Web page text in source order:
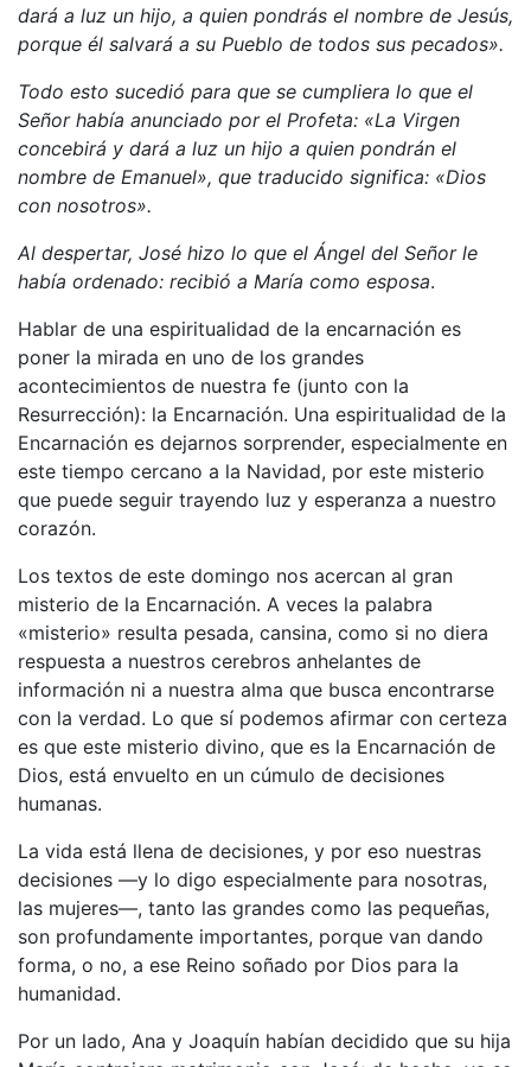
dará a luz un hijo, a quien pondrás el nombre de Jesús,
porque él salvará a su Pueblo de todos sus pecados».
Todo esto sucedió para que se cumpliera lo que el
Señor había anunciado por el Profeta: «La Virgen
concebirá y dará a luz un hijo a quien pondrán el
nombre de Emanuel», que traducido significa: «Dios
con nosotros».
Al despertar, José hizo lo que el Ángel del Señor le
había ordenado: recibió a María como esposa.
Hablar de una espiritualidad de la encarnación es
poner la mirada en uno de los grandes
acontecimientos de nuestra fe (junto con la
Resurrección): la Encarnación. Una espiritualidad de la
Encarnación es dejarnos sorprender, especialmente en
este tiempo cercano a la Navidad, por este misterio
que puede seguir trayendo luz y esperanza a nuestro
corazón.
Los textos de este domingo nos acercan al gran
misterio de la Encarnación. A veces la palabra
«misterio» resulta pesada, cansina, como si no diera
respuesta a nuestros cerebros anhelantes de
información ni a nuestra alma que busca encontrarse
con la verdad. Lo que sí podemos afirmar con certeza
es que este misterio divino, que es la Encarnación de
Dios, está envuelto en un cúmulo de decisiones
humanas.
La vida está llena de decisiones, y por eso nuestras
decisiones —y lo digo especialmente para nosotras,
las mujeres—, tanto las grandes como las pequeñas,
son profundamente importantes, porque van dando
forma, o no, a ese Reino soñado por Dios para la
humanidad.
Por un lado, Ana y Joaquín habían decidido que su hija